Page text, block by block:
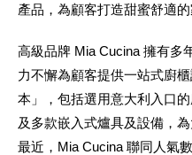
產品，為顧客打造甜蜜舒適的
高級品牌 Mia Cucina 擁有多
力不懈為顧客提供一站式廚
本」，包括選用意大利入口
及多款嵌入式爐具及設備，
最近，Mia Cucina 聯同人氣